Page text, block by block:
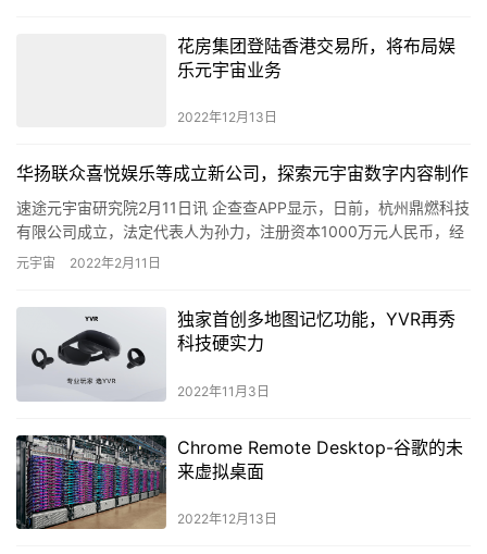
花房集团登陆香港交易所，将布局娱
乐元宇宙业务
2022年12月13日
华扬联众喜悦娱乐等成立新公司，探索元宇宙数字内容制作
速途元宇宙研究院2月11日讯 企查查APP显示，日前，杭州鼎燃科技
有限公司成立，法定代表人为孙力，注册资本1000万元人民币，经
营范围包含：互联网游戏服务；软件开发；物联网技术服务…
元宇宙 2022年2月11日
独家首创多地图记忆功能，YVR再秀
科技硬实力
2022年11月3日
Chrome Remote Desktop-谷歌的未
来虚拟桌面
2022年12月13日